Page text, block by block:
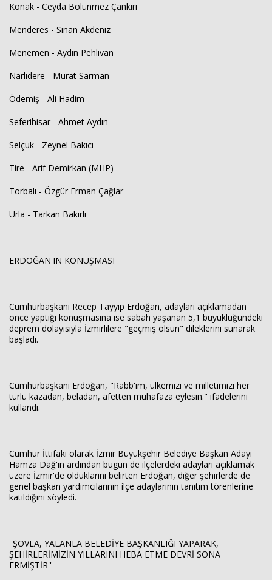
Konak - Ceyda Bölünmez Çankırı
Menderes - Sinan Akdeniz
Menemen - Aydın Pehlivan
Narlıdere - Murat Sarman
Ödemiş - Ali Hadim
Seferihisar - Ahmet Aydın
Selçuk - Zeynel Bakıcı
Tire - Arif Demirkan (MHP)
Torbalı - Özgür Erman Çağlar
Urla - Tarkan Bakırlı
ERDOĞAN'IN KONUŞMASI
Cumhurbaşkanı Recep Tayyip Erdoğan, adayları açıklamadan
önce yaptığı konuşmasına ise sabah yaşanan 5,1 büyüklüğündeki
deprem dolayısıyla İzmirlilere "geçmiş olsun" dileklerini sunarak
başladı.
Cumhurbaşkanı Erdoğan, "Rabb'im, ülkemizi ve milletimizi her
türlü kazadan, beladan, afetten muhafaza eylesin." ifadelerini
kullandı.
Cumhur İttifakı olarak İzmir Büyükşehir Belediye Başkan Adayı
Hamza Dağ'ın ardından bugün de ilçelerdeki adayları açıklamak
üzere İzmir'de olduklarını belirten Erdoğan, diğer şehirlerde de
genel başkan yardımcılarının ilçe adaylarının tanıtım törenlerine
katıldığını söyledi.
''ŞOVLA, YALANLA BELEDİYE BAŞKANLIĞI YAPARAK,
ŞEHİRLERİMİZİN YILLARINI HEBA ETME DEVRİ SONA
ERMİŞTİR''